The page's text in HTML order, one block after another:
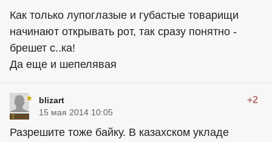
Как только лупоглазые и губастые товарищи
начинают открывать рот, так сразу понятно -
брешет с..ка!
Да еще и шепелявая
blizart +2
15 мая 2014 10:05
Разрешите тоже байку. В казахском укладе